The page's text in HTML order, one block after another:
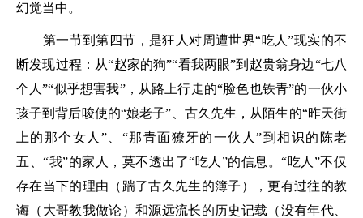
幻觉当中。
第一节到第四节，是狂人对周遭世界“吃人”现实的不
断发现过程：从“赵家的狗”“看我两眼”到赵贵翁身边“七八
个人”“似乎想害我”，从路上行走的“脸色也铁青”的一伙小
孩子到背后唆使的“娘老子”、古久先生，从陌生的“昨天街
上的那个女人”、“那青面獠牙的一伙人”到相识的陈老
五、“我”的家人，莫不透出了“吃人”的信息。“吃人”不仅
存在当下的理由（踹了古久先生的簿子），更有过往的教
诲（大哥教我做论）和源远流长的历史记载（没有年代、